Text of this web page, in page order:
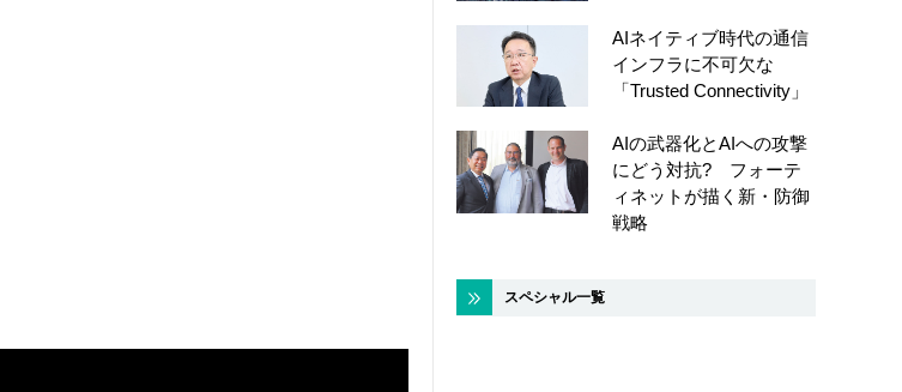
AIネイティブ時代の通信
インフラに不可欠な
「Trusted Connectivity」
AIの武器化とAIへの攻撃
にどう対抗? フォーテ
ィネットが描く新・防御
戦略
スペシャル一覧